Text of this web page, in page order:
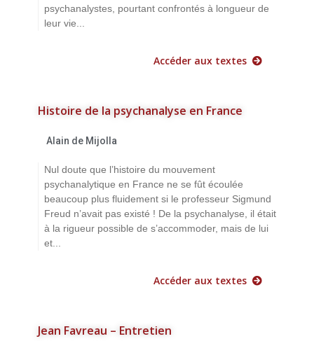
psychanalystes, pourtant confrontés à longueur de
leur vie...
Accéder aux textes
Histoire de la psychanalyse en France
Alain de Mijolla
Nul doute que l’histoire du mouvement
psychanalytique en France ne se fût écoulée
beaucoup plus fluidement si le professeur Sigmund
Freud n’avait pas existé ! De la psychanalyse, il était
à la rigueur possible de s’accommoder, mais de lui
et...
Accéder aux textes
Jean Favreau – Entretien